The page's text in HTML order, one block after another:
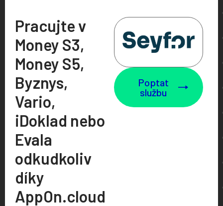
Pracujte v
Money S3,
Money S5,
Byznys,
Vario,
iDoklad nebo
Evala
odkudkoliv
díky
AppOn.cloud
Poptat
službu